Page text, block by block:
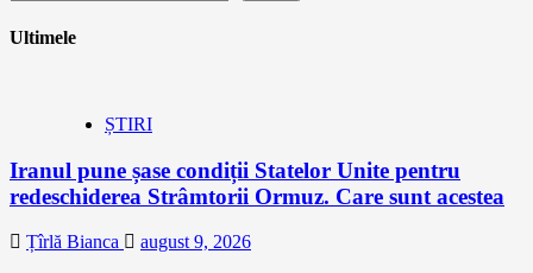
Ultimele
ȘTIRI
Iranul pune șase condiții Statelor Unite pentru
redeschiderea Strâmtorii Ormuz. Care sunt acestea
Țîrlă Bianca august 9, 2026